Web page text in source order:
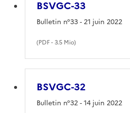
BSVGC-33
(PDF- 3.5 Mio)
Bulletin n°33 - 21 juin 2022
BSVGC-32
Bulletin n°32 - 14 juin 2022